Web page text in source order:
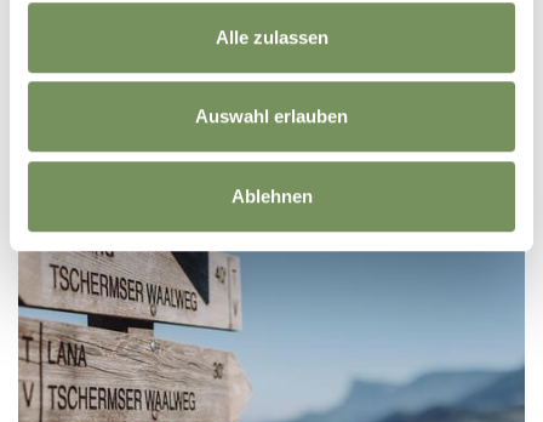
Alle zulassen
Auswahl erlauben
Ablehnen
IRRIGATION CHANNEL DI MARLENGO FROM
LANA
Easy, panoramic hike along the Marlinger Waalweg to Töll
LEES MEER